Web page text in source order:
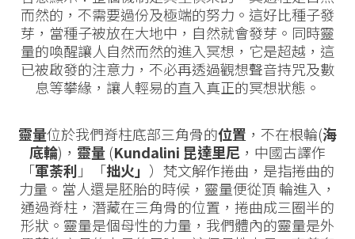
而然的，不需要過份及極端的努力。這好比種子發
芽，當種子被放在大地中，自然就會發芽。同時靈
量的喚醒讓人自然而然的進入冥想，它是超越，這
已被啟發的注意力，不必再透過觀想聲音持咒及數
息等攀緣，讓人輕易的直入真正的冥想狀態。
靈量位於我們脊柱底部三角骨的位置 ，不在根輪(海
底輪)， 靈量 (Kundalini 昆達里尼 ，中國古譯作
「軍荼利 」「拙火」 ）梵文解作捲曲，是指捲曲的
力量。當人還是胚胎的時候，靈量便從頂 輪進入，
通過脊柱，潛藏在三角骨的位置，捲曲成三圈半的
形狀。靈量是個母性的力量，我們體內的靈量是外